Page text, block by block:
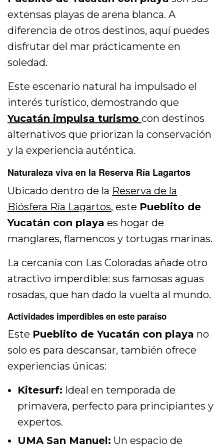
extensas playas de arena blanca. A
diferencia de otros destinos, aquí puedes
disfrutar del mar prácticamente en
soledad.
Este escenario natural ha impulsado el
interés turístico, demostrando que
Yucatán impulsa turismo con destinos
alternativos que priorizan la conservación
y la experiencia auténtica.
Naturaleza viva en la Reserva Ría Lagartos
Ubicado dentro de la Reserva de la
Biósfera Ría Lagartos, este Pueblito de
Yucatán con playa es hogar de
manglares, flamencos y tortugas marinas.
La cercanía con Las Coloradas añade otro
atractivo imperdible: sus famosas aguas
rosadas, que han dado la vuelta al mundo.
Actividades imperdibles en este paraíso
Este Pueblito de Yucatán con playa no
solo es para descansar, también ofrece
experiencias únicas:
Kitesurf: Ideal en temporada de
primavera, perfecto para principiantes y
expertos.
UMA San Manuel: Un espacio de